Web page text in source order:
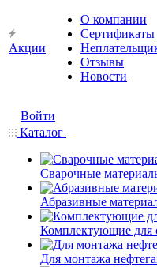
Акции
О компании
Сертификаты
Отзывы
Новости
Войти
Каталог
Сварочные
Абразивные
Комплектующие для
Для монтажа